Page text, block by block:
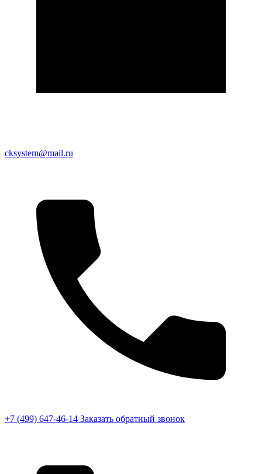
cksystem@mail.ru
+7 (499) 647-46-14 Заказать обратный звонок